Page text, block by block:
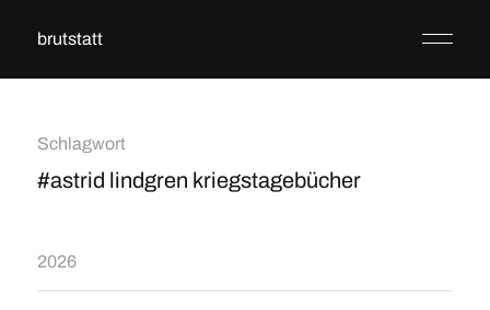
brutstatt
Schlagwort
#astrid lindgren kriegstagebücher
2026